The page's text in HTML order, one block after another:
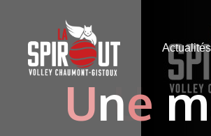
Actualités
U
Une m